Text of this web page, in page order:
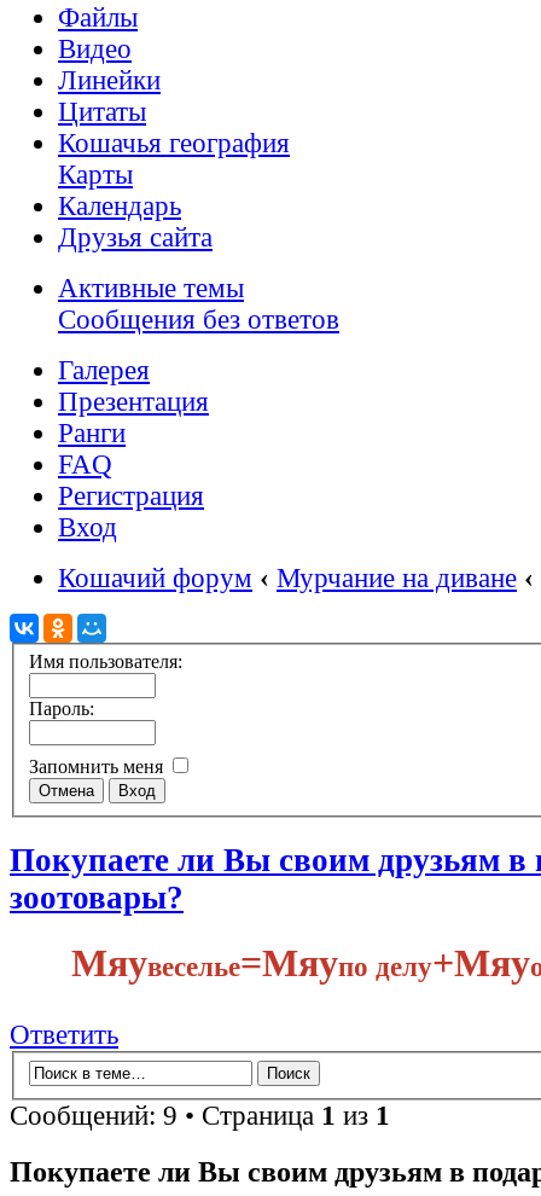
Файлы
Видео
Линейки
Цитаты
Кошачья география
Карты
Календарь
Друзья сайта
Активные темы
Сообщения без ответов
Галерея
Презентация
Ранги
FAQ
Регистрация
Вход
Кошачий форум ‹ Мурчание на диване ‹
Имя пользователя:
Пароль:
Запомнить меня
Покупаете ли Вы своим друзьям в
зоотовары?
Мяувеселье​=Мяупо делу​+Мяу
Ответить
Сообщений: 9 • Страница 1 из 1
Покупаете ли Вы своим друзьям в